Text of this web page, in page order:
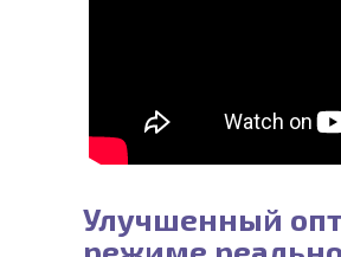
Улучшенный